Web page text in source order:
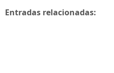
Entradas relacionadas: